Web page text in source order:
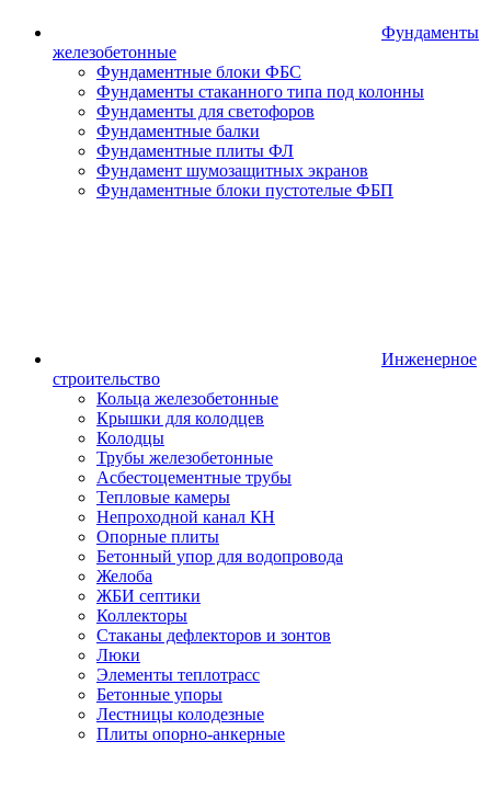
Фундаменты
железобетонные
Фундаментные блоки ФБС
Фундаменты стаканного типа под колонны
Фундаменты для светофоров
Фундаментные балки
Фундаментные плиты ФЛ
Фундамент шумозащитных экранов
Фундаментные блоки пустотелые ФБП
Инженерное
строительство
Кольца железобетонные
Крышки для колодцев
Колодцы
Трубы железобетонные
Асбестоцементные трубы
Тепловые камеры
Непроходной канал КН
Опорные плиты
Бетонный упор для водопровода
Желоба
ЖБИ септики
Коллекторы
Стаканы дефлекторов и зонтов
Люки
Элементы теплотрасс
Бетонные упоры
Лестницы колодезные
Плиты опорно-анкерные